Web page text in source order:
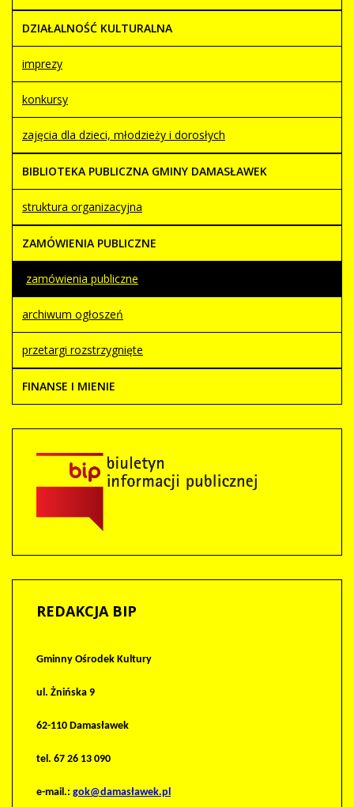
DZIAŁALNOŚĆ KULTURALNA
imprezy
konkursy
zajęcia dla dzieci, młodzieży i dorosłych
BIBLIOTEKA PUBLICZNA GMINY DAMASŁAWEK
struktura organizacyjna
ZAMÓWIENIA PUBLICZNE
zamówienia publiczne
archiwum ogłoszeń
przetargi rozstrzygnięte
FINANSE I MIENIE
REDAKCJABIP
Gminny Ośrodek Kultury
ul. Żnińska 9
62-110 Damasławek
tel. 67 26 13 090
e-mail.: gok@damasławek.pl